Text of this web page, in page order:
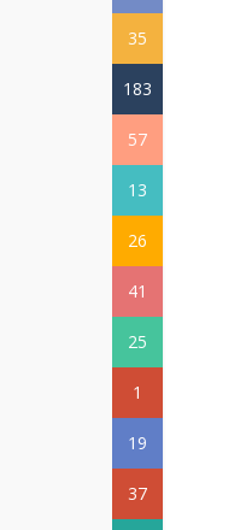
35
183
57
13
26
41
25
1
19
37